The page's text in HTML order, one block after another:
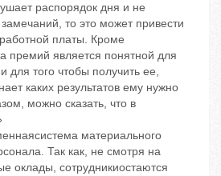
распорядок дня и не
то это может привести
платы. Кроме
премий является понятной для
для того чтобы получить ее,
каких результатов ему нужно
можно сказать, что в
материального
Так как, не смотря на
оклады, сотрудникиостаются